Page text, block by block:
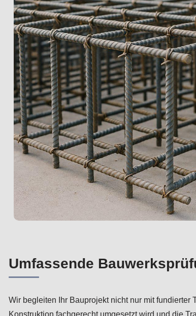
Umfassende
Wir begleiten Ihr Bauprojekt nicht nur mit
Konstruktion fachgerecht umgesetzt wird und die